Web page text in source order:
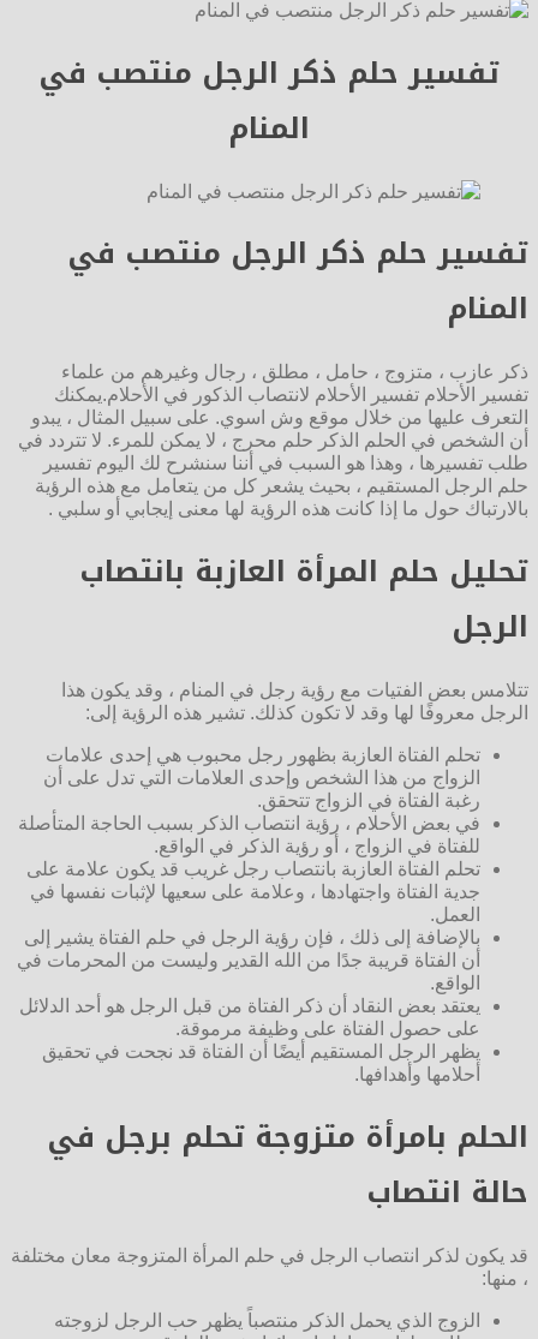
تفسير حلم ذكر الرجل منتصب في
المنام
تفسير حلم ذكر الرجل منتصب في
المنام
ذكر عازب ، متزوج ، حامل ، مطلق ، رجال وغيرهم من علماء
تفسير الأحلام تفسير الأحلام لانتصاب الذكور في الأحلام.يمكنك
التعرف عليها من خلال موقع وش اسوي. على سبيل المثال ، يبدو
أن الشخص في الحلم الذكر حلم محرج ، لا يمكن للمرء. لا تتردد في
طلب تفسيرها ، وهذا هو السبب في أننا سنشرح لك اليوم تفسير
حلم الرجل المستقيم ، بحيث يشعر كل من يتعامل مع هذه الرؤية
بالارتباك حول ما إذا كانت هذه الرؤية لها معنى إيجابي أو سلبي .
تحليل حلم المرأة العازبة بانتصاب
الرجل
تتلامس بعض الفتيات مع رؤية رجل في المنام ، وقد يكون هذا
الرجل معروفًا لها وقد لا تكون كذلك. تشير هذه الرؤية إلى:
تحلم الفتاة العازبة بظهور رجل محبوب هي إحدى علامات
الزواج من هذا الشخص وإحدى العلامات التي تدل على أن
رغبة الفتاة في الزواج تتحقق.
في بعض الأحلام ، رؤية انتصاب الذكر بسبب الحاجة المتأصلة
للفتاة في الزواج ، أو رؤية الذكر في الواقع.
تحلم الفتاة العازبة بانتصاب رجل غريب قد يكون علامة على
جدية الفتاة واجتهادها ، وعلامة على سعيها لإثبات نفسها في
العمل.
بالإضافة إلى ذلك ، فإن رؤية الرجل في حلم الفتاة يشير إلى
أن الفتاة قريبة جدًا من الله القدير وليست من المحرمات في
الواقع.
يعتقد بعض النقاد أن ذكر الفتاة من قبل الرجل هو أحد الدلائل
على حصول الفتاة على وظيفة مرموقة.
يظهر الرجل المستقيم أيضًا أن الفتاة قد نجحت في تحقيق
أحلامها وأهدافها.
الحلم بامرأة متزوجة تحلم برجل في
حالة انتصاب
قد يكون لذكر انتصاب الرجل في حلم المرأة المتزوجة معان مختلفة
، منها:
الزوج الذي يحمل الذكر منتصباً يظهر حب الرجل لزوجته